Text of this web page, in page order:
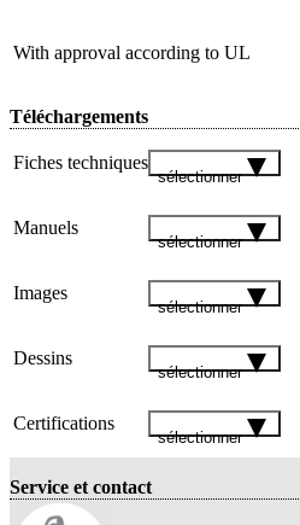
With approval according to UL
Téléchargements
Fiches techniques
sélectionner
Manuels
sélectionner
Images
sélectionner
Dessins
sélectionner
Certifications
sélectionner
Service et contact